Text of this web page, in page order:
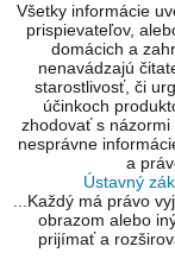
Všetky informácie
prispievateľov,
domácich a
nenavádzajú
starostlivosť, či
účinkoch
zhodovať s
nesprávne
a
Ústavný
...Každý má právo
obrazom alebo
prijímať a